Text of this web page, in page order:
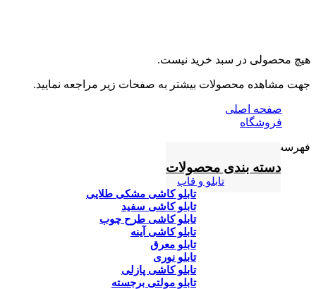
هیچ محصولی در سبد خرید نیست.
جهت مشاهده محصولات بیشتر به صفحات زیر مراجعه نمایید.
صفحه اصلی
فروشگاه
فهرست
دسته بندی محصولات
تابلو و قاب
تابلو کاشی مشکی طلایی
تابلو کاشی سفید
تابلو کاشی طرح چوب
تابلو کاشی آینه
تابلو معرق
تابلو نوری
تابلو کاشی پازلی
تابلو مولتی برجسته